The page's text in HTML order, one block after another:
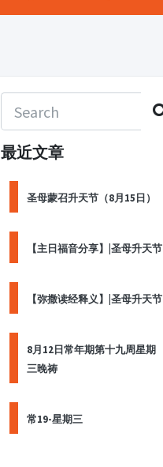
最近文章
圣母蒙召升天节（8月15日）
【主日福音分享】|圣母升天节
【弥撒读经释义】|圣母升天节
8月12日常年期第十九周星期
三晚祷
常19-星期三